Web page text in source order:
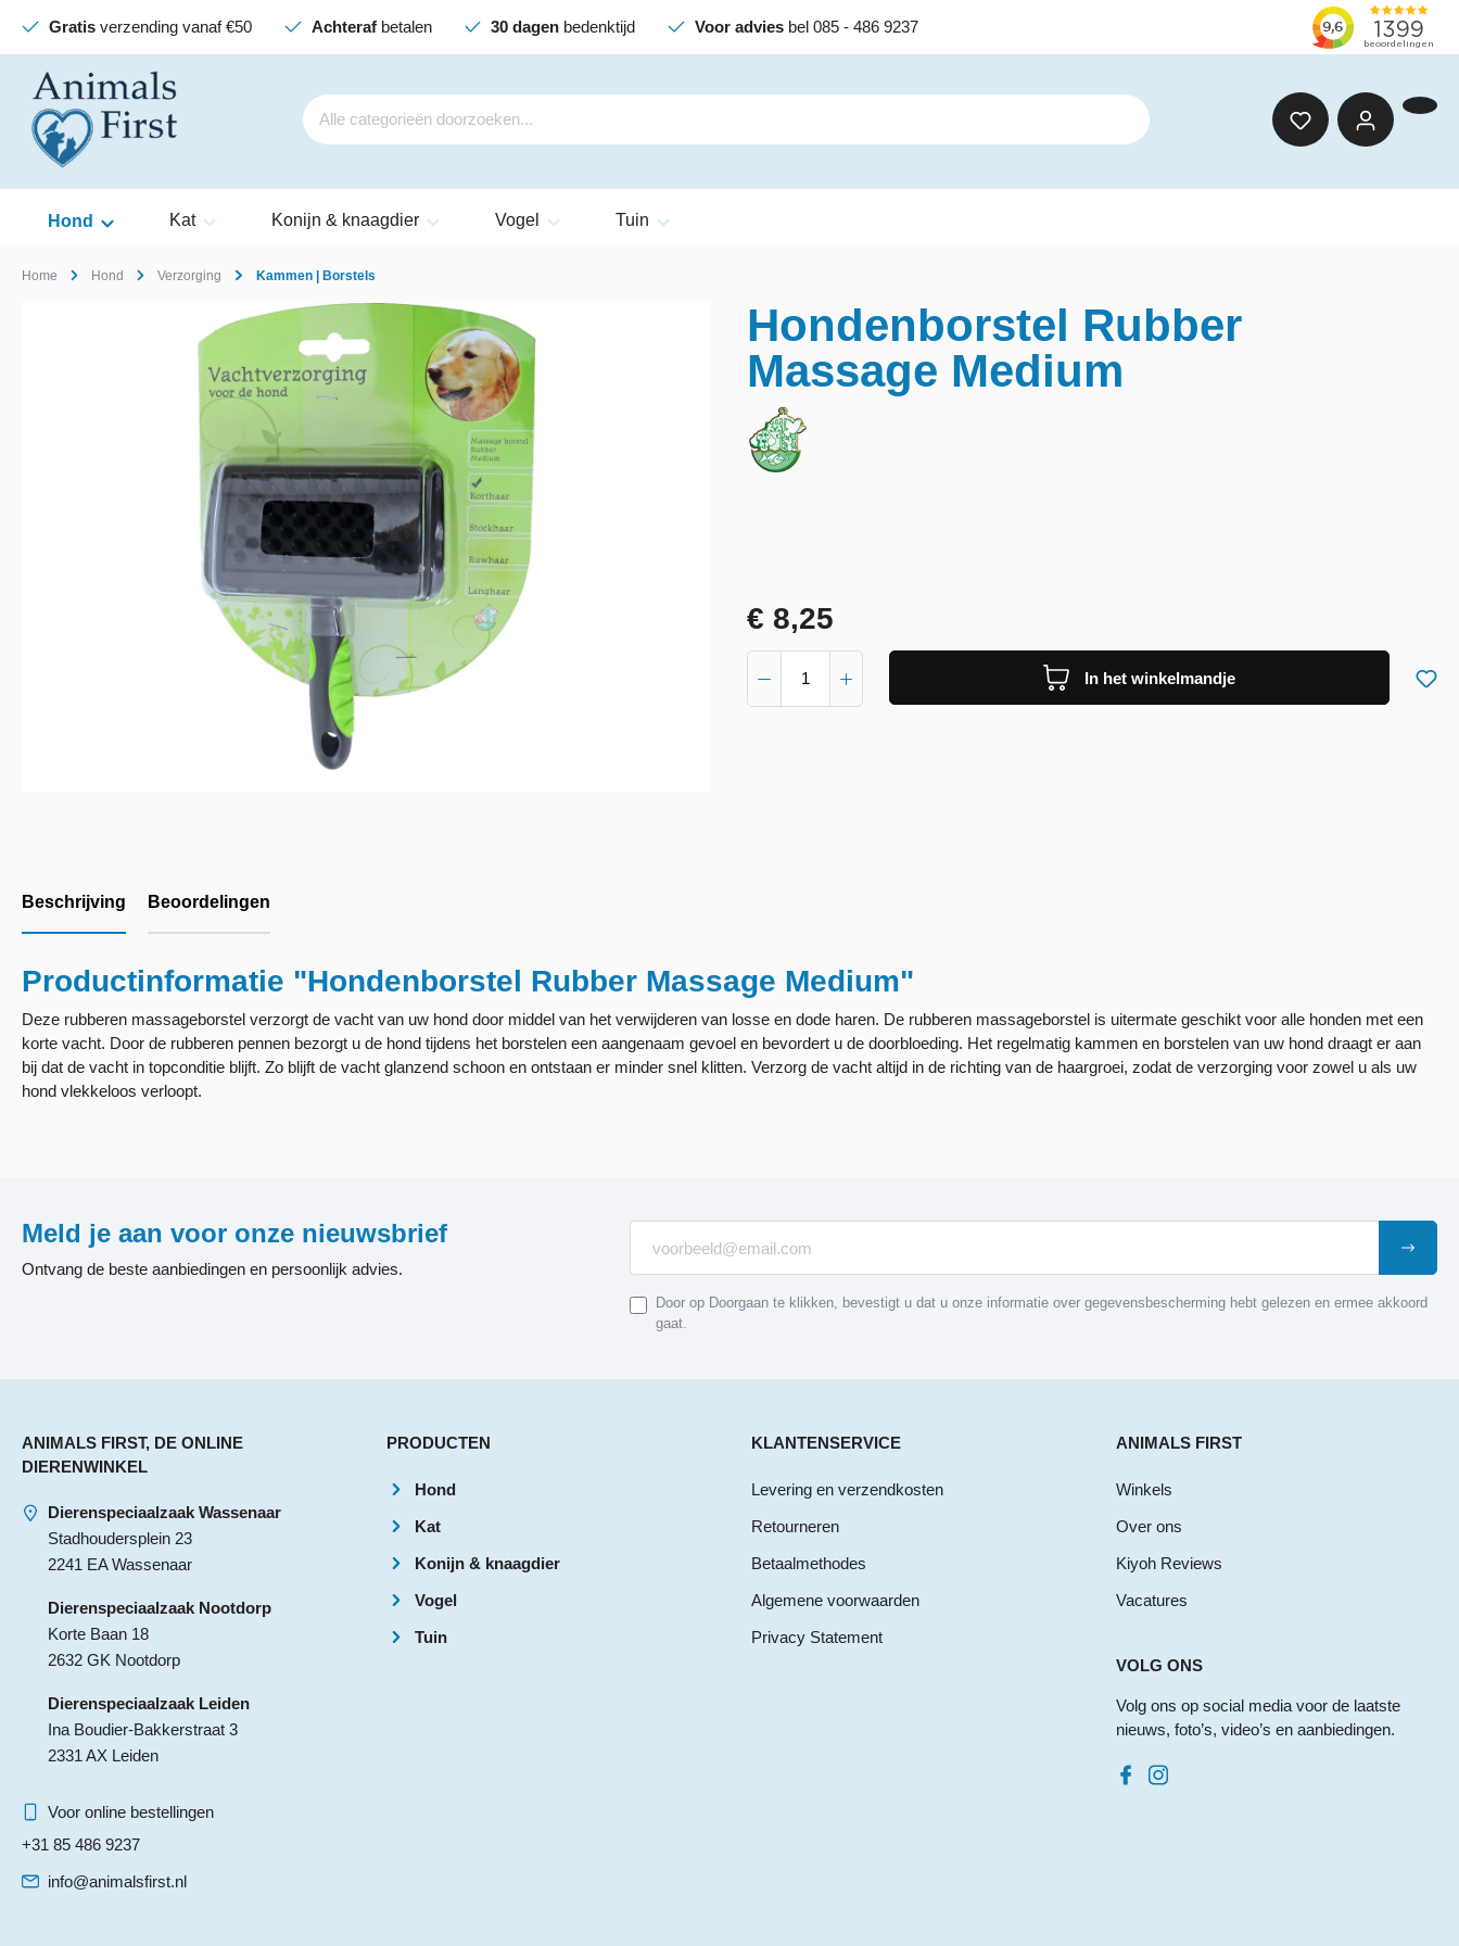
Gratisverzending vanaf €50 Achterafbetalen 30 dagen bedenktijd Voor advies bel 085 - 486 9237
Hond Kat Konijn & knaagdier Vogel Tuin
Home Hond Verzorging Kammen | Borstels
Hondenborstel Rubber
Massage Medium
€ 8,25
In het winkelmandje
Beschrijving Beoordelingen
Productinformatie "Hondenborstel Rubber Massage Medium"
Deze rubberen massageborstel verzorgt de vacht van uw hond door middel van het verwijderen van losse en dode haren. De rubberen massageborstel is uitermate geschikt voor alle honden met een
korte vacht. Door de rubberen pennen bezorgt u de hond tijdens het borstelen een aangenaam gevoel en bevordert u de doorbloeding. Het regelmatig kammen en borstelen van uw hond draagt er aan
bij dat de vacht in topconditie blijft. Zo blijft de vacht glanzend schoon en ontstaan er minder snel klitten. Verzorg de vacht altijd in de richting van de haargroei, zodat de verzorging voor zowel u als uw
hond vlekkeloos verloopt.
Meld je aan voor onze nieuwsbrief
Ontvang de beste aanbiedingen en persoonlijk advies.
Door op Doorgaan te klikken, bevestigt u dat u onze informatie over gegevensbescherming hebt gelezen en ermee akkoord
gaat.
ANIMALS FIRST, DE ONLINE
DIERENWINKEL
Dierenspeciaalzaak Wassenaar
Stadhoudersplein 23
2241 EA Wassenaar
Dierenspeciaalzaak Nootdorp
Korte Baan 18
2632 GK Nootdorp
Dierenspeciaalzaak Leiden
Ina Boudier-Bakkerstraat 3
2331 AX Leiden
Voor online bestellingen
+31 85 486 9237
info@animalsfirst.nl
PRODUCTEN
Hond
Kat
Konijn & knaagdier
Vogel
Tuin
KLANTENSERVICE
Levering en verzendkosten
Retourneren
Betaalmethodes
Algemene voorwaarden
Privacy Statement
ANIMALS FIRST
Winkels
Over ons
Kiyoh Reviews
Vacatures
VOLG ONS
Volg ons op social media voor de laatste
nieuws, foto’s, video’s en aanbiedingen.